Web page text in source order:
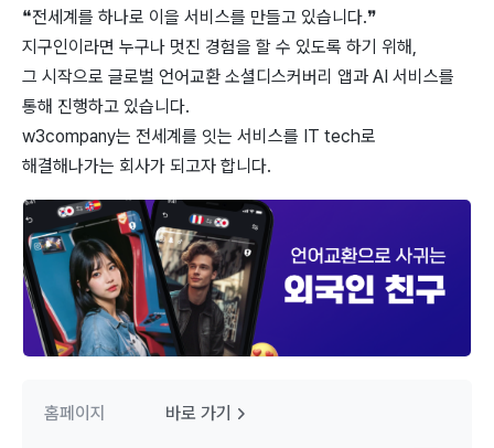
❝전세계를 하나로 이을 서비스를 만들고 있습니다.❞
지구인이라면 누구나 멋진 경험을 할 수 있도록 하기 위해,
그 시작으로 글로벌 언어교환 소셜디스커버리 앱과 AI 서비스를
통해 진행하고 있습니다.
w3company는 전세계를 잇는 서비스를 IT tech로
해결해나가는 회사가 되고자 합니다.
홈페이지 바로 가기